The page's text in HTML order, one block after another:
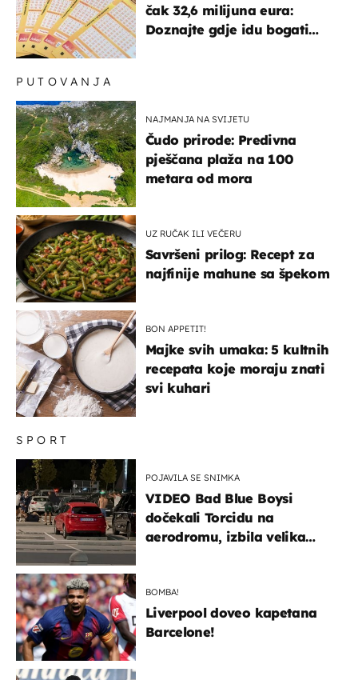
čak 32,6 milijuna eura:
Doznajte gdje idu bogati
SPORT
POJAVILA SE SNIMKA
VIDEO Bad Blue Boysi
dočekali Torcidu na
aerodromu, izbila velika
BOMBA!
Liverpool doveo kapetana
Barcelone!
PUTOVANJA
NAJMANJA NA SVIJETU
Čudo prirode: Predivna
pješčana plaža na 100
metara od mora
UZ RUČAK ILI VEČERU
Savršeni prilog: Recept za
najfinije mahune sa špekom
BON APPETIT!
Majke svih umaka: 5 kultnih
recepata koje moraju znati
svi kuhari